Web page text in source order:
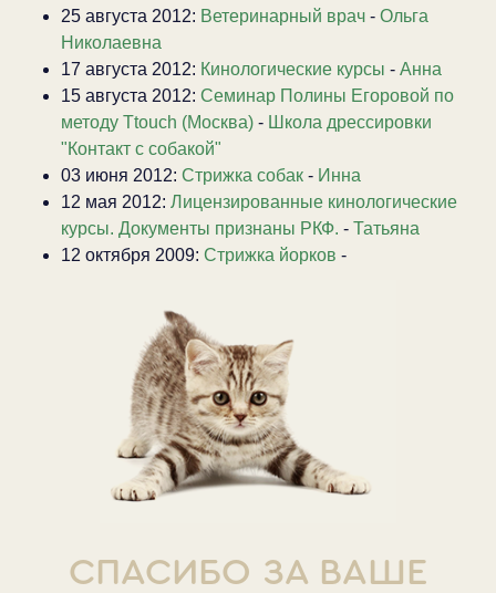
25 августа 2012: Ветеринарный врач - Ольга
Николаевна
17 августа 2012: Кинологические курсы - Анна
15 августа 2012: Семинар Полины Егоровой по
методу Ttouch (Москва) - Школа дрессировки
"Контакт с собакой"
03 июня 2012: Стрижка собак - Инна
12 мая 2012: Лицензированные кинологические
курсы. Документы признаны РКФ. - Татьяна
12 октября 2009: Стрижка йорков -
СПАСИБО ЗА ВАШЕ